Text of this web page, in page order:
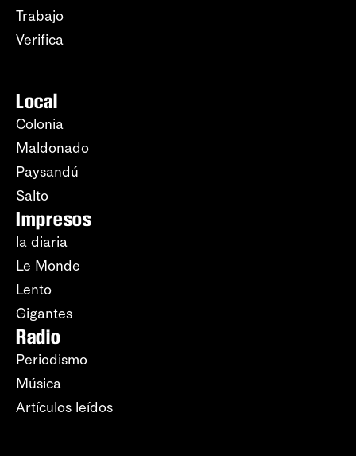
Trabajo
Verifica
Local
Colonia
Maldonado
Paysandú
Salto
Impresos
la diaria
Le Monde
Lento
Gigantes
Radio
Periodismo
Música
Artículos leídos